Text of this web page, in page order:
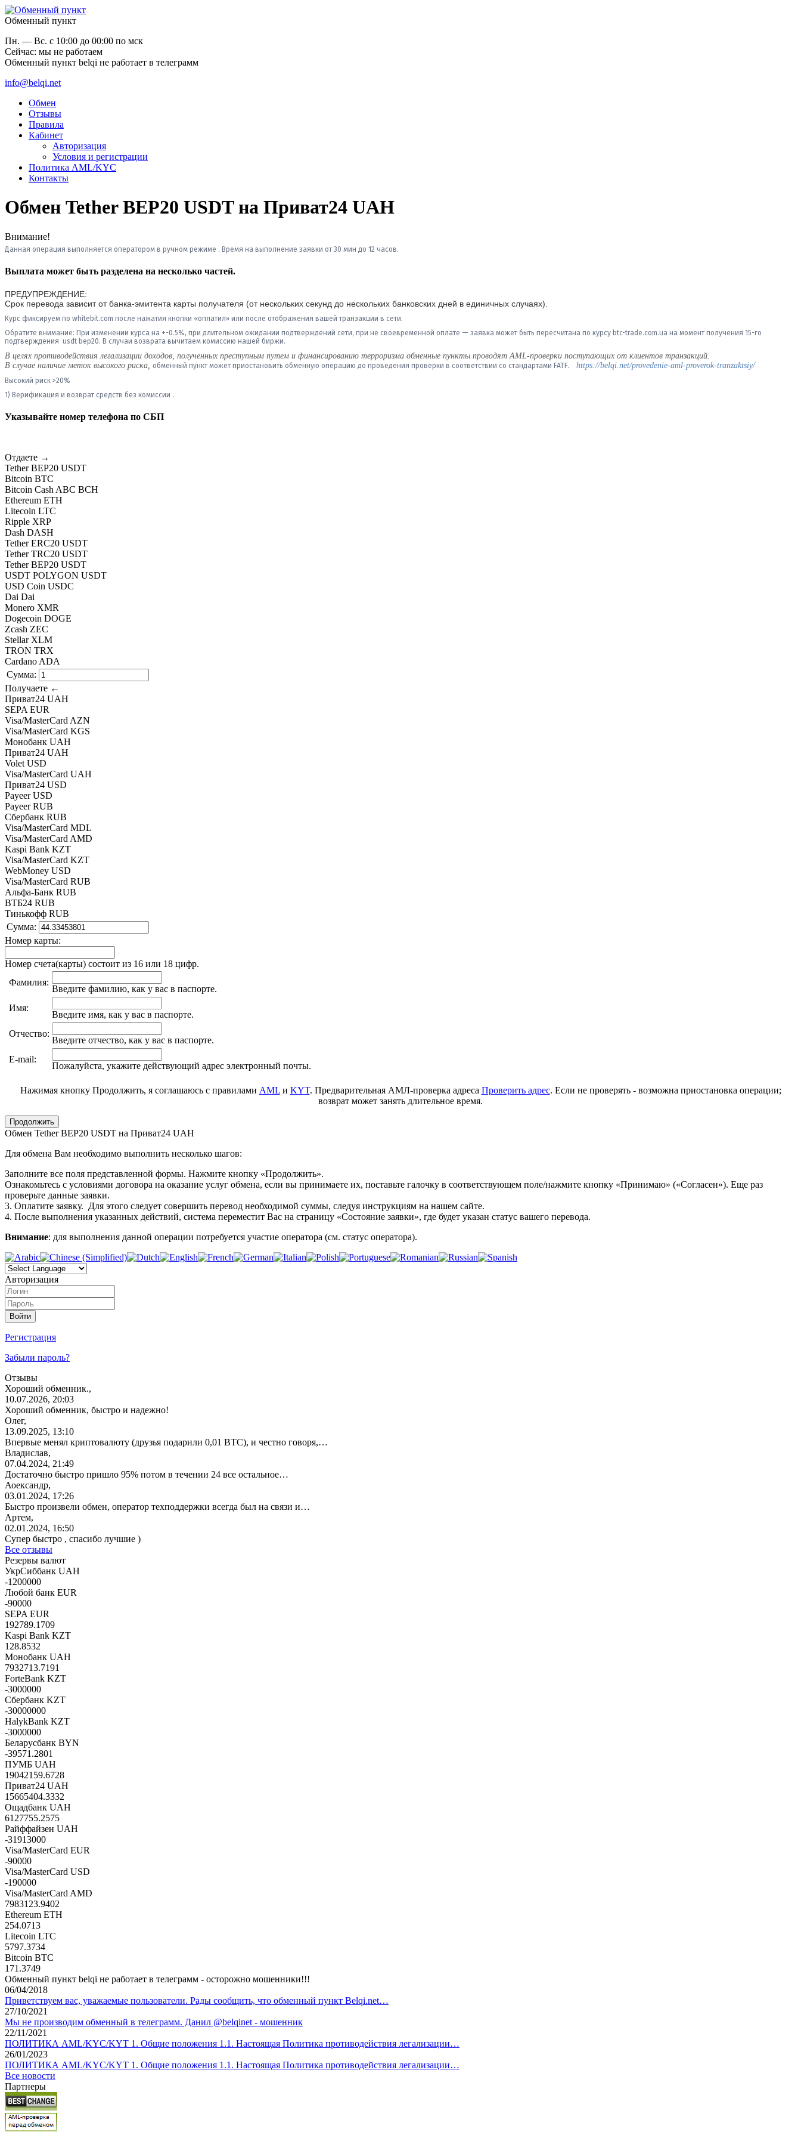
Обменный пункт
Пн. — Вс. с 10:00 до 00:00 по мск
Cейчас: мы не работаем
Обменный пункт belqi не работает в телеграмм
info@belqi.net
Обмен
Отзывы
Правила
Кабинет
Авторизация
Условия и регистрации
Политика AML/KYC
Контакты
Обмен Tether BEP20 USDT на Приват24 UAH
Внимание!
Данная операция выполняется оператором в ручном режиме . Время на выполнение заявки от 30 мин до 12 часов.
Выплата может быть разделена на несколько частей.
ПРЕДУПРЕЖДЕНИЕ:
Срок перевода зависит от банка-эмитента карты получателя (от нескольких секунд до нескольких банковских дней в единичных случаях).
Курс фиксируем по whitebit.com после нажатия кнопки «оплатил» или после отображения вашей транзакции в сети.
Обратите внимание: При изменении курса на +-0.5%, при длительном ожидании подтверждений сети, при не своевременной оплате — заявка может быть пересчитана по курсу btc-trade.com.ua на момент получения 15-го
подтверждения usdt bep20. В случаи возврата вычитаем комиссию нашей биржи.
В целях противодействия легализации доходов, полученных преступным путем и финансированию терроризма обменные пункты проводят AML-проверки поступающих от клиентов транзакций.
В случае наличие меток высокого риска обменный пункт может приостановить обменную операцию до проведения проверки в соответствии со стандартами FATF. https://belqi.net/provedenie-aml-proverok-tranzaktsiy/
Высокий риск >20%
1) Верификация и возврат средств без комиссии .
Указывайте номер телефона по СБП
Отдаете →
Tether BEP20 USDT
Bitcoin BTC
Bitcoin Cash ABC BCH
Ethereum ETH
Litecoin LTC
Ripple XRP
Dash DASH
Tether ERC20 USDT
Tether TRC20 USDT
Tether BEP20 USDT
USDT POLYGON USDT
USD Coin USDC
Dai Dai
Monero XMR
Dogecoin DOGE
Zcash ZEC
Stellar XLM
TRON TRX
Cardano ADA
Сумма:
Получаете ←
Приват24 UAH
SEPA EUR
Visa/MasterCard AZN
Visa/MasterCard KGS
Монобанк UAH
Приват24 UAH
Volet USD
Visa/MasterCard UAH
Приват24 USD
Payeer USD
Payeer RUB
Сбербанк RUB
Visa/MasterCard MDL
Visa/MasterCard AMD
Kaspi Bank KZT
Visa/MasterCard KZT
WebMoney USD
Visa/MasterCard RUB
Альфа-Банк RUB
ВТБ24 RUB
Тинькофф RUB
Сумма:
Номер карты:
Номер счета(карты) состоит из 16 или 18 цифр.
Фамилия:
Введите фамилию, как у вас в паспорте.
Имя:
Введите имя, как у вас в паспорте.
Отчество:
Введите отчество, как у вас в паспорте.
E-mail:
Пожалуйста, укажите действующий адрес электронный почты.
Нажимая кнопку Продолжить, я соглашаюсь с правилами AMLи KYT. Предварительная АМЛ-проверка адреса Проверить адрес. Если не проверять - возможна приостановка операции;
возврат может занять длительное время.
Обмен Tether BEP20 USDT на Приват24 UAH
Для обмена Вам необходимо выполнить несколько шагов:
Заполните все поля представленной формы. Нажмите кнопку «Продолжить».
Ознакомьтесь с условиями договора на оказание услуг обмена, если вы принимаете их, поставьте галочку в соответствующем поле/нажмите кнопку «Принимаю» («Согласен»). Еще раз
проверьте данные заявки.
3. Оплатите заявку. Для этого следует совершить перевод необходимой суммы, следуя инструкциям на нашем сайте.
4. После выполнения указанных действий, система переместит Вас на страницу «Состояние заявки», где будет указан статус вашего перевода.
Внимание: для выполнения данной операции потребуется участие оператора (см. статус оператора).
Авторизация
Регистрация
Забыли пароль?
Отзывы
Хороший обменник.,
10.07.2026, 20:03
Хороший обменник, быстро и надежно!
Олег,
13.09.2025, 13:10
Впервые менял криптовалюту (друзья подарили 0,01 BTC), и честно говоря,…
Владислав,
07.04.2024, 21:49
Достаточно быстро пришло 95% потом в течении 24 все остальное…
Аоександр,
03.01.2024, 17:26
Быстро произвели обмен, оператор техподдержки всегда был на связи и…
Артем,
02.01.2024, 16:50
Супер быстро , спасибо лучшие )
Все отзывы
Резервы валют
УкрСиббанк UAH
-1200000
Любой банк EUR
-90000
SEPA EUR
192789.1709
Kaspi Bank KZT
128.8532
Монобанк UAH
7932713.7191
ForteBank KZT
-3000000
Сбербанк KZT
-30000000
HalykBank KZT
-3000000
Беларусбанк BYN
-39571.2801
ПУМБ UAH
19042159.6728
Приват24 UAH
15665404.3332
Ощадбанк UAH
6127755.2575
Райффайзен UAH
-31913000
Visa/MasterCard EUR
-90000
Visa/MasterCard USD
-190000
Visa/MasterCard AMD
7983123.9402
Ethereum ETH
254.0713
Litecoin LTC
5797.3734
Bitcoin BTC
171.3749
Обменный пункт belqi не работает в телеграмм - осторожно мошенники!!!
06/04/2018
Приветствуем вас, уважаемые пользователи. Рады сообщить, что обменный пункт Belqi.net…
27/10/2021
Мы не производим обменный в телеграмм. Данил @belqinet - мошенник
22/11/2021
ПОЛИТИКА AML/KYC/KYT 1. Общие положения 1.1. Настоящая Политика противодействия легализации…
26/01/2023
ПОЛИТИКА AML/KYC/KYT 1. Общие положения 1.1. Настоящая Политика противодействия легализации…
Все новости
Партнеры